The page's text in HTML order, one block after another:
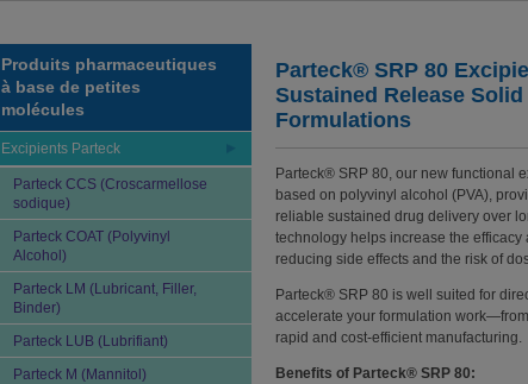
Produits pharmaceutiques
à base de petites
molécules
Excipients Parteck
Parteck CCS (Croscarmellose
sodique)
Parteck COAT (Polyvinyl
Alcohol)
Parteck LM (Lubricant, Filler,
Binder)
Parteck LUB (Lubrifiant)
Parteck M (Mannitol)
Parteck® SRP 80
Sustained Release Solid
Formulations
Parteck® SRP 80, our new functional
based on polyvinyl alcohol (PVA),
reliable sustained drug delivery over
technology helps increase the efficacy
reducing side effects and the risk of
Parteck® SRP 80 is well suited for
accelerate your formulation
rapid and cost-efficient manufacturing.
Benefits of Parteck® SRP 80: